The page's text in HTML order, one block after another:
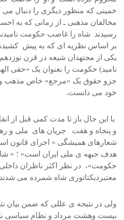
خمينی که منظور ديگری را دنبال
مخالفان مذهبی ـ از زمانی که به
رسيدند شاه را غاصب حکومت
بر اساس نظريه ای که به پيش
يکی از مجتهدان شيعه در قرن
ناميد) حکومت را بعنوان يک «حقی
جزو حقوق يک «مرجع» خاص مذهب و
خود می دانست.
با اين حال باز تا مدت کمی قبل از
و پنجاه و هفت جريان های ملی و
شعارهای هميشگی « اجرای قانون
هدف جبهه ی ملی ايران است» ؛ «
حکومت»، در نظر اکثر ناظران
معتبرديکتاتوری شاه شمرده می
ولی در نتيجه ی عللی که ضمن بيان
بيست وهشت مرداد و نظام سياسی